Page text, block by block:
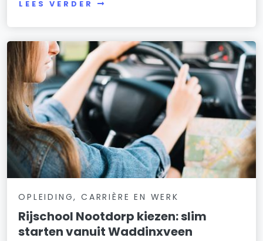
LEES VERDER
OPLEIDING, CARRIÈRE EN WERK
Rijschool Nootdorp kiezen: slim
starten vanuit Waddinxveen